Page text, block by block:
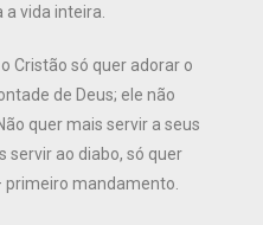
vida inteira.
Cristão só quer adorar o
de Deus; ele não
quer mais servir a seus
servir ao diabo, só quer
primeiro mandamento.